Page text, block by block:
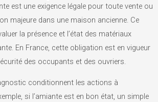
est une exigence légale pour toute vente ou
majeure dans une maison ancienne. Ce
la présence et l’état des matériaux
En France, cette obligation est en vigueur
des occupants et des ouvriers.
conditionnent les actions à
si l’amiante est en bon état, un simple